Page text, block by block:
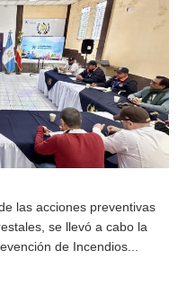
las acciones preventivas
se llevó a cabo la
de Incendios...